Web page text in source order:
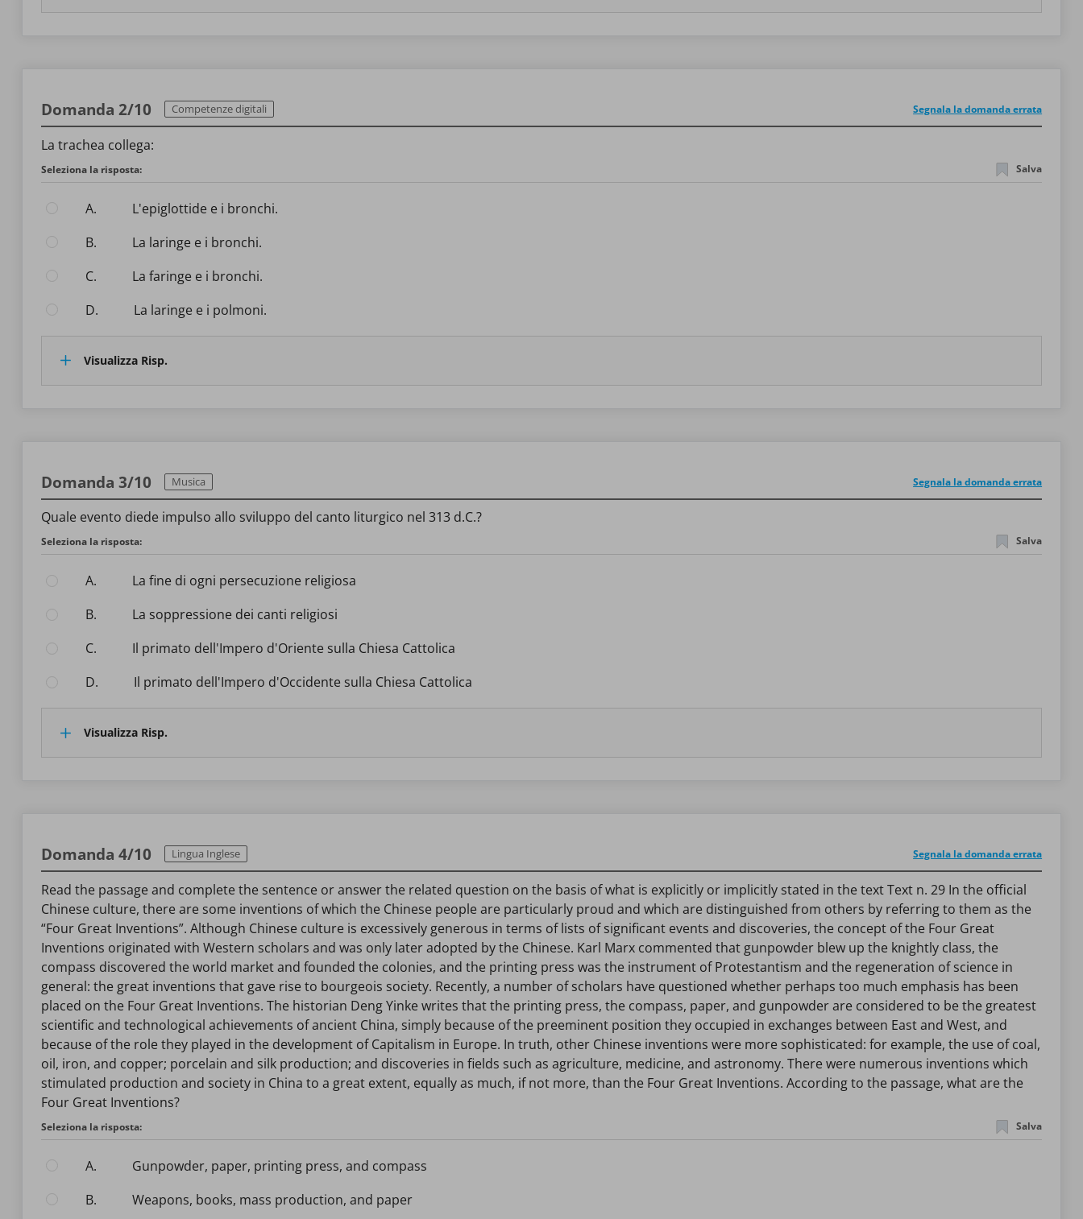
Domanda 2/10 Competenze digitali Segnala la domanda errata
La trachea collega:
Seleziona la risposta: Salva
A.
L'epiglottide e i bronchi.
B.
La laringe e i bronchi.
C.
La faringe e i bronchi.
D.
La laringe e i polmoni.
Visualizza Risp.
Domanda 3/10 Musica Segnala la domanda errata
Quale evento diede impulso allo sviluppo del canto liturgico nel 313 d.C.?
Seleziona la risposta: Salva
A.
La fine di ogni persecuzione religiosa
B.
La soppressione dei canti religiosi
C.
Il primato dell'Impero d'Oriente sulla Chiesa Cattolica
D.
Il primato dell'Impero d'Occidente sulla Chiesa Cattolica
Visualizza Risp.
Domanda 4/10 Lingua Inglese Segnala la domanda errata
Read the passage and complete the sentence or answer the related question on the basis of what is explicitly or implicitly stated in the text Text n. 29 In the official
Chinese culture, there are some inventions of which the Chinese people are particularly proud and which are distinguished from others by referring to them as the
“Four Great Inventions”. Although Chinese culture is excessively generous in terms of lists of significant events and discoveries, the concept of the Four Great
Inventions originated with Western scholars and was only later adopted by the Chinese. Karl Marx commented that gunpowder blew up the knightly class, the
compass discovered the world market and founded the colonies, and the printing press was the instrument of Protestantism and the regeneration of science in
general: the great inventions that gave rise to bourgeois society. Recently, a number of scholars have questioned whether perhaps too much emphasis has been
placed on the Four Great Inventions. The historian Deng Yinke writes that the printing press, the compass, paper, and gunpowder are considered to be the greatest
scientific and technological achievements of ancient China, simply because of the preeminent position they occupied in exchanges between East and West, and
because of the role they played in the development of Capitalism in Europe. In truth, other Chinese inventions were more sophisticated: for example, the use of coal,
oil, iron, and copper; porcelain and silk production; and discoveries in fields such as agriculture, medicine, and astronomy. There were numerous inventions which
stimulated production and society in China to a great extent, equally as much, if not more, than the Four Great Inventions. According to the passage, what are the
Four Great Inventions?
Seleziona la risposta: Salva
A.
gunpowder, paper, printing press, and compass
B.
weapons, books, mass production, and paper